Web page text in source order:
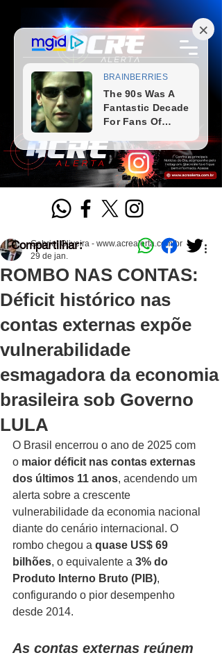
ROMBO NAS CONTAS:
Déficit histórico nas
contas externas expõe
vulnerabilidade
esmagadora da economia
brasileira sob Governo
LULA
Gabriel Oliveira - www.acrealerta.com.br
29 de jan.
O Brasil encerrou o ano de 2025 com
o maior déficit nas contas externas
dos últimos 11 anos, acendendo um
alerta sobre a crescente
vulnerabilidade da economia nacional
diante do cenário internacional. O
rombo chegou a quase US$ 69
bilhões, o equivalente a 3% do
Produto Interno Bruto (PIB),
configurando o pior desempenho
desde 2014.
As contas externas reúnem
Compartilhar: